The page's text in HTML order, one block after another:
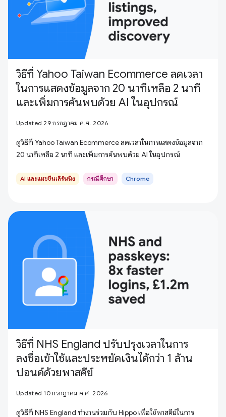
วิธีที่ Yahoo Taiwan Ecommerce ลดเวลา
ในการแสดงข้อมูลจาก 20 นาทีเหลือ 2 นาที
และเพิ่มการค้นพบด้วย AI ในอุปกรณ์
Updated 29 กรกฎาคม ค.ศ. 2026
ดูวิธีที่ Yahoo Taiwan Ecommerce ลดเวลาในการแสดงข้อมูลจาก
20 นาทีเหลือ 2 นาที และเพิ่มการค้นพบด้วย AI ในอุปกรณ์
AI และแมชชีนเลิร์นนิง กรณีศึกษา Chrome
วิธีที่ NHS England ปรับปรุงเวลาในการ
ลงชื่อเข้าใช้และประหยัดเงินได้กว่า 1 ล้าน
ปอนด์ด้วยพาสคีย์
Updated 10 กรกฎาคม ค.ศ. 2026
ดูวิธีที่ NHS England ทำงานร่วมกับ Hippo เพื่อใช้พาสคีย์ในการ